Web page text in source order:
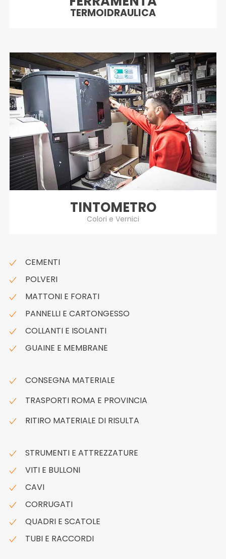
TERMOIDRAULICA
TINTOMETRO
Colori e Vernici
CEMENTI
POLVERI
MATTONI E FORATI
PANNELLI E CARTONGESSO
COLLANTI E ISOLANTI
GUAINE E MEMBRANE
CONSEGNA MATERIALE
TRASPORTI ROMA E PROVINCIA
RITIRO MATERIALE DI RISULTA
STRUMENTI E ATTREZZATURE
VITI E BULLONI
CAVI
CORRUGATI
QUADRI E SCATOLE
TUBI E RACCORDI